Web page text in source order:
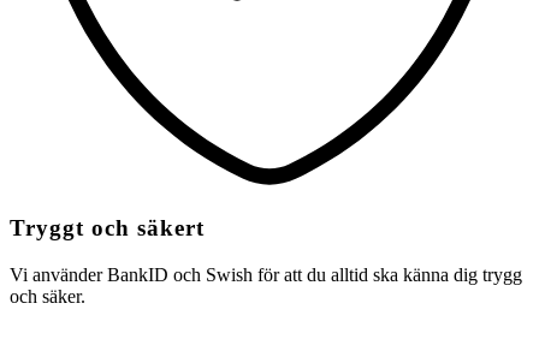
Tryggt och säkert
Vi använder BankID och Swish för att du alltid ska känna dig trygg
och säker.